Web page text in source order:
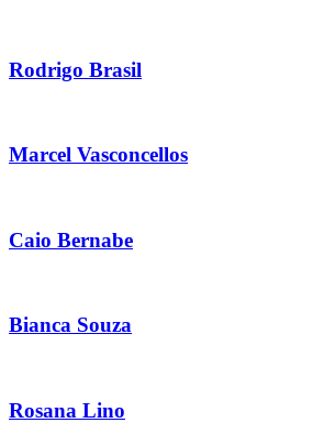
Rodrigo Brasil
Marcel Vasconcellos
Caio Bernabe
Bianca Souza
Rosana Lino